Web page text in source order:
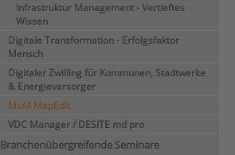
Infrastruktur Management - Vertieftes
Wissen
Digitale Transformation - Erfolgsfaktor
Mensch
Digitaler Zwilling für Kommunen, Stadtwerke
& Energieversorger
MuM MapEdit
VDC Manager / DESITE md pro
Branchenübergreifende Seminare